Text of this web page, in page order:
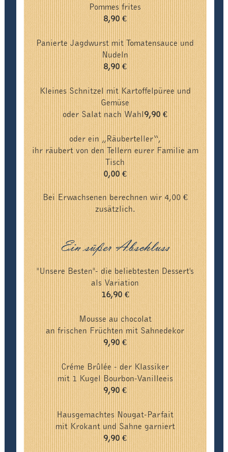
Pommes frites
8,90 €
Panierte Jagdwurst mit Tomatensauce und
Nudeln
8,90 €
Kleines Schnitzel mit Kartoffelpüree und
Gemüse
oder Salat nach Wahl 9,90 €
oder ein „Räuberteller“,
ihr räubert von den Tellern eurer Familie am
Tisch
0,00 €
Bei Erwachsenen berechnen wir 4,00 €
zusätzlich.
Ein süßer Abschluss
"Unsere Besten"- die beliebtesten Dessert's
als Variation
16,90 €
Mousse au chocolat
an frischen Früchten mit Sahnedekor
9,90 €
Créme Brûlée - der Klassiker
mit 1 Kugel Bourbon-Vanilleeis
9,90 €
Hausgemachtes Nougat-Parfait
mit Krokant und Sahne garniert
9,90 €